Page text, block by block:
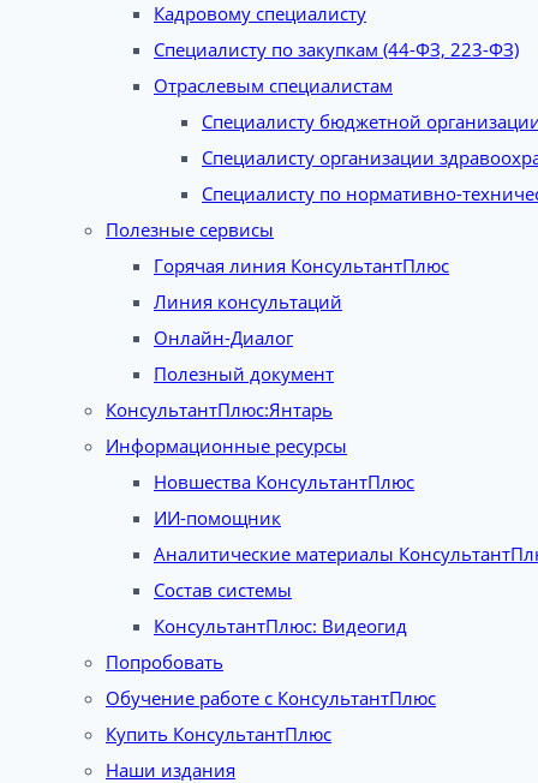
Кадровому специалисту
Специалисту по закупкам (44-ФЗ, 223-ФЗ)
Отраслевым специалистам
Специалисту бюджетной
Специалисту организации
Специалисту по нормативно-
Полезные сервисы
Горячая линия КонсультантПлюс
Линия консультаций
Онлайн-Диалог
Полезный документ
КонсультантПлюс:Янтарь
Информационные ресурсы
Новшества КонсультантПлюс
ИИ-помощник
Аналитические материалы
Состав системы
КонсультантПлюс: Видеогид
Попробовать
Обучение работе с КонсультантПлюс
Купить КонсультантПлюс
Наши издания